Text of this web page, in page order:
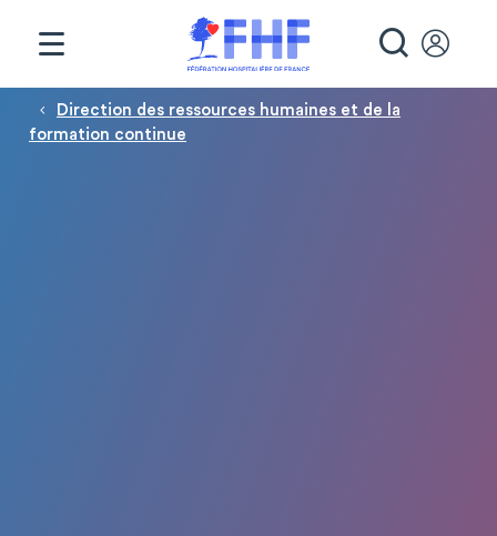
Fil d'Ariane
Direction des ressources humaines et de la
formation continue
Panneau de gestion des cookies